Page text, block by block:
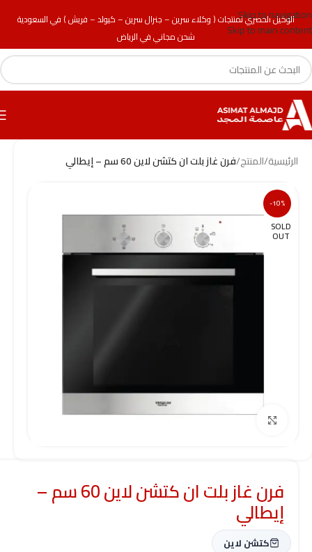
الوكيل الحصري لمنتجات ( وكلاء سرين – جنرال سرين – كيولد – فريش ) في السعودية
شحن مجاني في الرياض
Skip to navigation
Skip to main content
الرئيسية/المنتج/فرن غاز بلت ان كتشن لاين 60 سم – إيطالي
-10%
SOLD
OUT
Click to enlarge
فرن غاز بلت ان كتشن لاين 60 سم –
إيطالي
كتشن لاين